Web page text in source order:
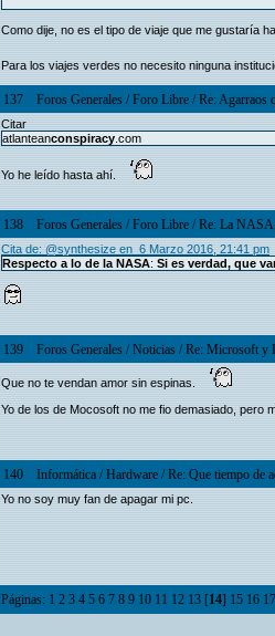
Como dije, no es el tipo de viaje que me gustaría
Para los viajes verdes no necesito ninguna
137 Foros Generales /Foro Libre /Re: Agarraos
Citar
atlanteanconspiracy .com
Yo he leído hasta ahí.
138 Foros Generales /Foro Libre /Re: La NASA
Cita de: @synthesize en 6 Marzo 2016, 21:41 pm
Respecto a lo de la NASA: Si es verdad, que
139 Foros Generales /Noticias /Re: Microsoft y
Que no te vendan amor sin espinas.
Yo de los de Mocosoft no me fio demasiado, pero
140 Informática /Hardware /Re: Que tiempo de
Yo no soy muy fan de apagar mi pc.
Páginas: 1 2 3 4 5 6 7 8 9 10 11 12 13 [14] 15 16 17